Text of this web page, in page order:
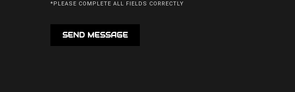
*PLEASE COMPLETE ALL FIELDS CORRECTLY